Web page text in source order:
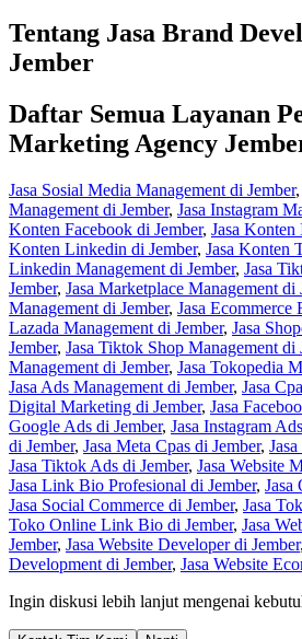
Tentang Jasa Brand
Jember
Daftar Semua Layanan
Marketing Agency
Jasa Sosial Media Management di Jember,
Management di Jember, Jasa Instagram
Konten Facebook di Jember, Jasa Konten
Konten Linkedin di Jember, Jasa Konten
Linkedin Management di Jember, Jasa
Jember, Jasa Marketplace Management di
Management di Jember, Jasa Ecommerce
Lazada Management di Jember, Jasa
Jember, Jasa Tiktok Shop Management di
Management di Jember, Jasa Tokopedia
Jasa Ads Management di Jember, Jasa
Digital Marketing di Jember, Jasa
Google Ads di Jember, Jasa Instagram
di Jember, Jasa Meta Cpas di Jember,
Jasa Tiktok Ads di Jember, Jasa Website
Jasa Link Bio Profesional di Jember, Jasa
Jasa Social Commerce di Jember, Jasa
Toko Online Link Bio di Jember, Jasa
Jember, Jasa Website Developer di Jember,
Development di Jember, Jasa Website
Ingin diskusi lebih lanjut mengenai